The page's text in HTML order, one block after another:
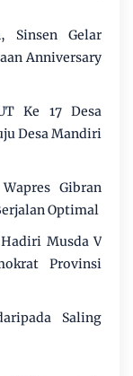
Sinsen Gelar
Anniversary
Ke 17 Desa
Desa Mandiri
Gibran
Optimal
Musda V
Provinsi
Saling